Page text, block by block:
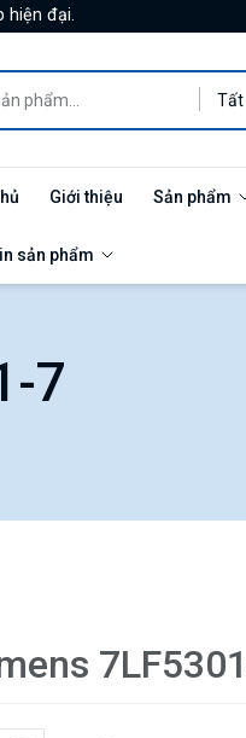
hiện đại.
Tất
Giới thiệu Sản phẩm
sản phẩm
7